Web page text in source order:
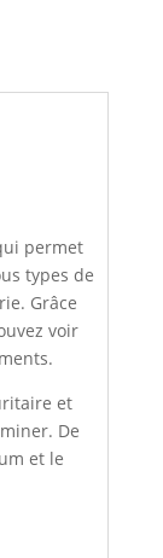
permet
types de
Grâce
voir
et
De
et le